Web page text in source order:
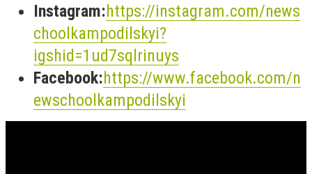
Instagram:https://instagram.com/news
choolkampodilskyi?
igshid=1ud7sqlrinuys
Facebook:https://www.facebook.com/n
ewschoolkampodilskyi